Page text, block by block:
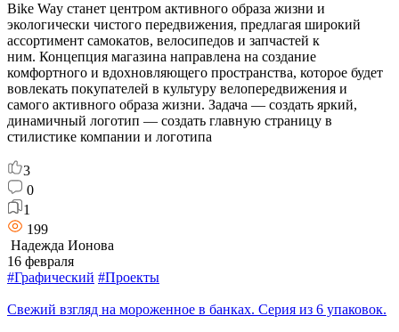
Bike Way станет центром активного образа жизни и
экологически чистого передвижения, предлагая широкий
ассортимент самокатов, велосипедов и запчастей к
ним. Концепция магазина направлена на создание
комфортного и вдохновляющего пространства, которое будет
вовлекать покупателей в культуру велопередвижения и
самого активного образа жизни. Задача — создать яркий,
динамичный логотип — создать главную страницу в
стилистике компании и логотипа
3
0
1
199
Надежда Ионова
16 февраля
#Графический #Проекты
Свежий взгляд на мороженное в банках. Серия из 6 упаковок.